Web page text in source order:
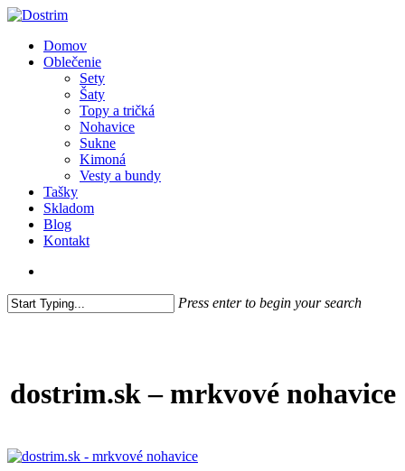
Skip
main
content
search
Menu
Domov
Oblečenie
Sety
Šaty
Topy a tričká
Nohavice
Sukne
Kimoná
Vesty a bundy
Tašky
Skladom
Blog
Kontakt
Press enter to begin your search
dostrim.sk – mrkvové nohavice